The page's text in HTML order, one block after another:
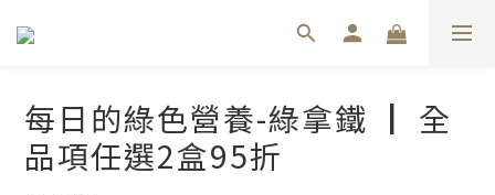
每日的綠色營養-綠拿鐵 ┃ 全
品項任選2盒95折